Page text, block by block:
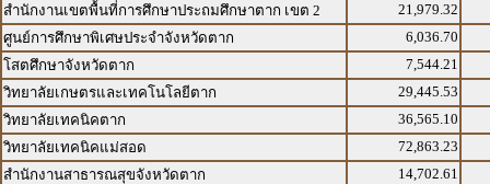
สำนักงานเขตพื้นที่การศึกษาประถมศึกษาตาก เขต 2
21,979.32
ศูนย์การศึกษาพิเศษประจำจังหวัดตาก
6,036.70
โสตศึกษาจังหวัดตาก
7,544.21
วิทยาลัยเกษตรและเทคโนโลยีตาก
29,445.53
วิทยาลัยเทคนิคตาก
36,565.10
วิทยาลัยเทคนิคแม่สอด
72,863.23
สำนักงานสาธารณสุขจังหวัดตาก
14,702.61